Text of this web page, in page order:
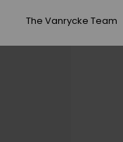
The Vanrycke Team